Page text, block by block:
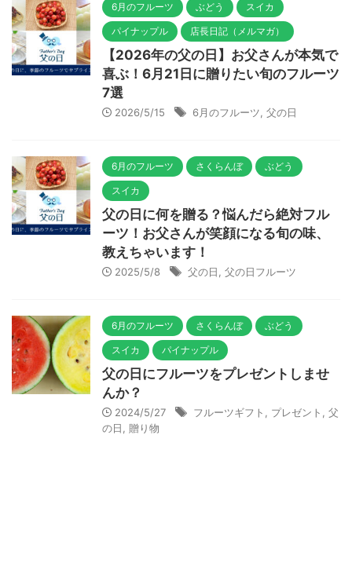
6月のフルーツ ぶどう スイカ
パイナップル 店長日記（メルマガ）
【2026年の父の日】お父さんが本気で
喜ぶ！6月21日に贈りたい旬のフルーツ
7選
2026/5/15 6月のフルーツ 父の日
6月のフルーツ さくらんぼ ぶどう
スイカ
父の日に何を贈る？悩んだら絶対フル
ーツ！お父さんが笑顔になる旬の味、
教えちゃいます！
2025/5/8 父の日 父の日フルーツ
6月のフルーツ さくらんぼ ぶどう
スイカ パイナップル
父の日にフルーツをプレゼントしませ
んか？
2024/5/27 フルーツギフト プレゼント
父
の日
贈り物